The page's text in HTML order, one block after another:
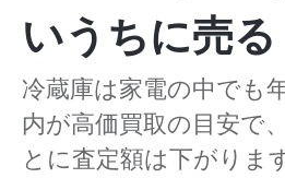
いうちに売る
冷蔵庫は家電の中でも
内が高価買取の目安で
とに査定額は下がります